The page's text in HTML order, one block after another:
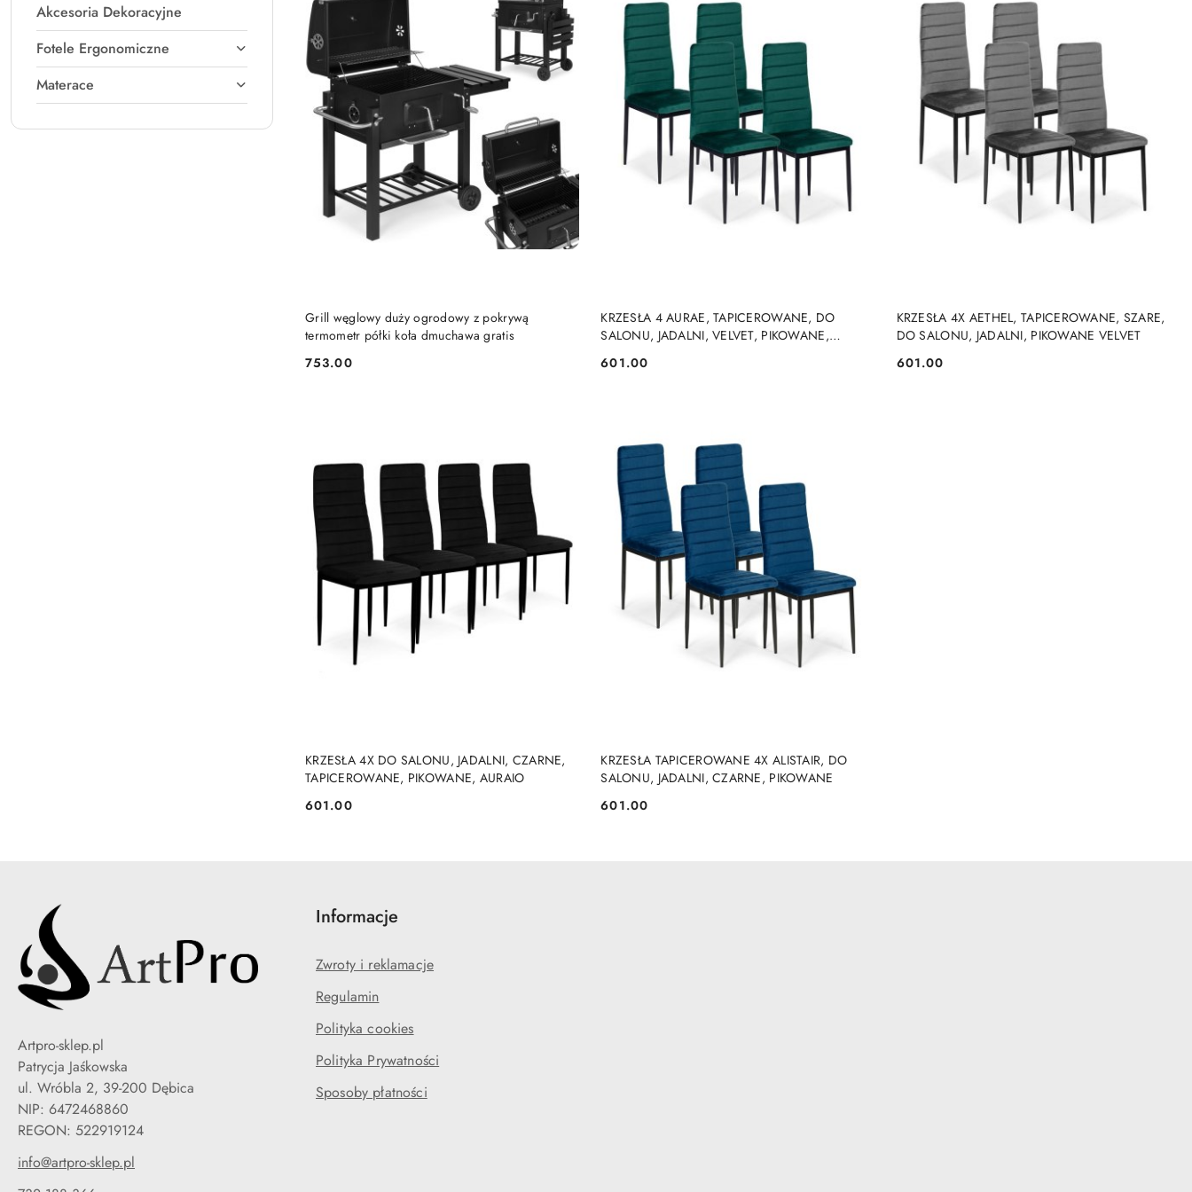
Akcesoria Dekoracyjne
Fotele Ergonomiczne
Materace
Grill węglowy duży ogrodowy z pokrywą
termometr półki koła dmuchawa gratis
Cena:
753.00
DO KOSZYKA
KRZESŁA 4 AURAE, TAPICEROWANE, DO
SALONU, JADALNI, VELVET, PIKOWANE,
Cena:
601.00
DO KOSZYKA
KRZESŁA 4X AETHEL, TAPICEROWANE, SZARE,
DO SALONU, JADALNI, PIKOWANE VELVET
Cena:
601.00
DO KOSZYKA
KRZESŁA 4X DO SALONU, JADALNI, CZARNE,
TAPICEROWANE, PIKOWANE, AURAIO
Cena:
601.00
DO KOSZYKA
KRZESŁA TAPICEROWANE 4X ALISTAIR, DO
SALONU, JADALNI, CZARNE, PIKOWANE
Cena:
601.00
DO KOSZYKA
Artpro-sklep.pl
Patrycja Jaśkowska
ul. Wróbla 2, 39-200 Dębica
NIP: 6472468860
info@artpro-sklep.pl
Informacje
Zwroty i reklamacje
Regulamin
Polityka cookies
Polityka Prywatności
Sposoby płatności